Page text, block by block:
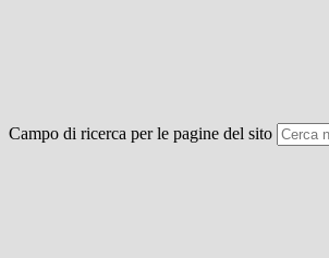
Campo di ricerca per le pagine del sito